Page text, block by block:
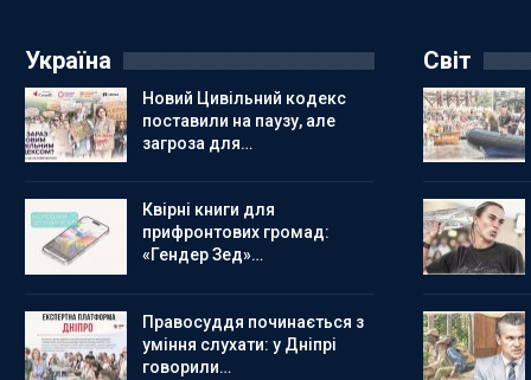
Україна
Новий Цивільний кодекс
поставили на паузу, але
загроза для…
Квірні книги для
прифронтових громад:
«Гендер Зед»…
Правосуддя починається з
уміння слухати: у Дніпрі
говорили…
Світ